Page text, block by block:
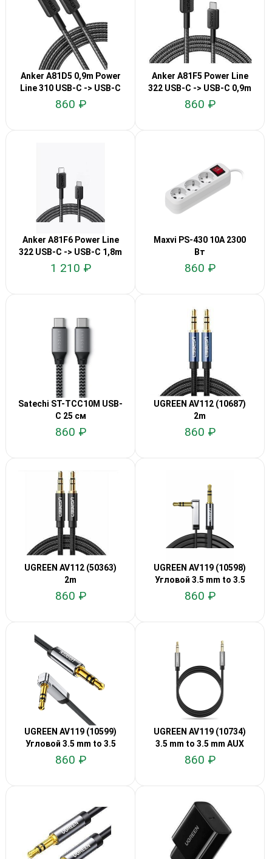
Anker A81D5 0,9m Power
Line 310 USB-C -> USB-C
860 ₽
Anker A81F5 Power Line
322 USB-C -> USB-C 0,9m
860 ₽
Anker A81F6 Power Line
322 USB-C -> USB-C 1,8m
1 210 ₽
Maxvi PS-430 10A 2300
Вт
860 ₽
Satechi ST-TCC10M USB-
C 25 см
860 ₽
UGREEN AV112 (10687)
2m
860 ₽
UGREEN AV112 (50363)
2m
860 ₽
UGREEN AV119 (10598)
Угловой 3.5 mm to 3.5
mm 1.5м
860 ₽
UGREEN AV119 (10599)
Угловой 3.5 mm to 3.5
mm 2м
860 ₽
UGREEN AV119 (10734)
3.5 mm to 3.5 mm AUX
1,5м
860 ₽